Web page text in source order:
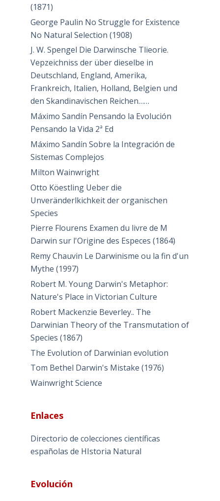
(1871)
George Paulin No Struggle for Existence
No Natural Selection (1908)
J. W. Spengel Die Darwinsche Tlieorie.
Vepzeichniss der über dieselbe in
Deutschland, England, Amerika,
Frankreich, Italien, Holland, Belgien und
den Skandinavischen Reichen……
Máximo Sandín Pensando la Evolución
Pensando la Vida 2ª Ed
Máximo Sandín Sobre la Integración de
Sistemas Complejos
Milton Wainwright
Otto Köestling Ueber die
Unveränderlkichkeit der organischen
Species
Pierre Flourens Examen du livre de M
Darwin sur l'Origine des Especes (1864)
Remy Chauvin Le Darwinisme ou la fin d'un
Mythe (1997)
Robert M. Young Darwin's Metaphor:
Nature's Place in Victorian Culture
Robert Mackenzie Beverley.. The
Darwinian Theory of the Transmutation of
Species (1867)
The Evolution of Darwinian evolution
Tom Bethel Darwin's Mistake (1976)
Wainwright Science
Enlaces
Directorio de colecciones científicas
españolas de HIstoria Natural
Evolución